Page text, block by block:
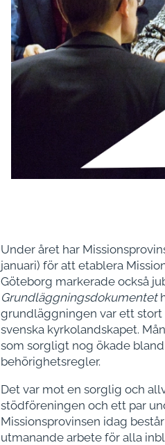
Under året har
januari) för att etablera
Göteborg markerade också
Grundläggningsdokumentet
grundläggningen var ett stort
svenska kyrkolandskapet.
som sorgligt nog ökade
behörighetsregler.
Det var mot en sorglig och
stödföreningen och ett par
Missionsprovinsen idag
utmanande arbete för alla